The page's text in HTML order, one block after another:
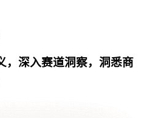
，深入赛道洞察，洞悉商